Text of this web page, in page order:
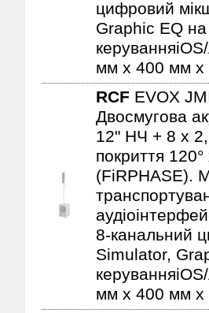
цифровий
Graphic EQ
мм x 400 мм x
RCF EVOX
Двосмугова
12" НЧ + 8 x
покриття
(FiRPHASE).
8-канальний
Simulator,
мм x 400 мм x